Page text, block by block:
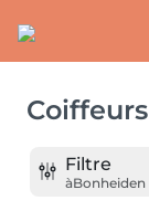
Coiffeurs
Filtre
àBonheiden